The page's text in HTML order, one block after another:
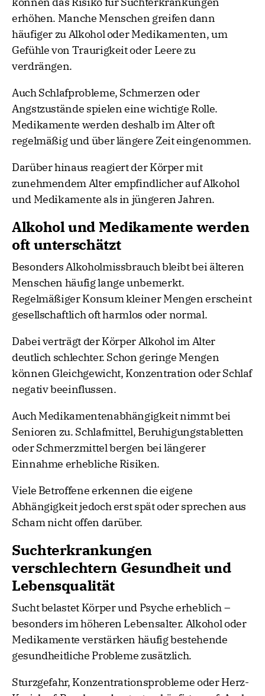
erhöhen. Manche Menschen greifen dann
häufiger zu Alkohol oder Medikamenten, um
Gefühle von Traurigkeit oder Leere zu
verdrängen.
Auch Schlafprobleme, Schmerzen oder
Angstzustände spielen eine wichtige Rolle.
Medikamente werden deshalb im Alter oft
regelmäßig und über längere Zeit eingenommen.
Darüber hinaus reagiert der Körper mit
zunehmendem Alter empfindlicher auf Alkohol
und Medikamente als in jüngeren Jahren.
Alkohol und Medikamente werden
oft unterschätzt
Besonders Alkoholmissbrauch bleibt bei älteren
Menschen häufig lange unbemerkt.
Regelmäßiger Konsum kleiner Mengen erscheint
gesellschaftlich oft harmlos oder normal.
Dabei verträgt der Körper Alkohol im Alter
deutlich schlechter. Schon geringe Mengen
können Gleichgewicht, Konzentration oder Schlaf
negativ beeinflussen.
Auch Medikamentenabhängigkeit nimmt bei
Senioren zu. Schlafmittel, Beruhigungstabletten
oder Schmerzmittel bergen bei längerer
Einnahme erhebliche Risiken.
Viele Betroffene erkennen die eigene
Abhängigkeit jedoch erst spät oder sprechen aus
Scham nicht offen darüber.
Suchterkrankungen
verschlechtern Gesundheit und
Lebensqualität
Sucht belastet Körper und Psyche erheblich –
besonders im höheren Lebensalter. Alkohol oder
Medikamente verstärken häufig bestehende
gesundheitliche Probleme zusätzlich.
Sturzgefahr, Konzentrationsprobleme oder Herz-